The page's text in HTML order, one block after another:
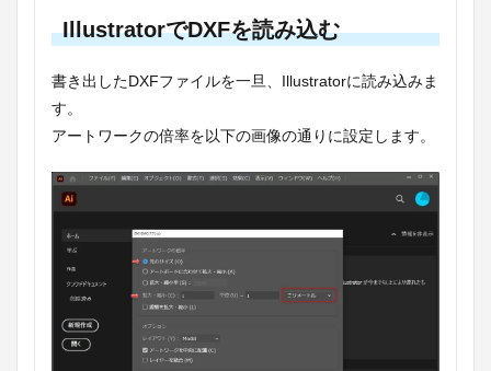
IllustratorでDXFを読み込む
書き出したDXFファイルを一旦、Illustratorに読み込みま
す。
アートワークの倍率を以下の画像の通りに設定します。